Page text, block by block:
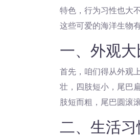
特色，行为习性也大
这些可爱的海洋生物
一、外观大
首先，咱们得从外观
壮，四肢短小，尾巴
肢短而粗，尾巴圆滚
二、生活习